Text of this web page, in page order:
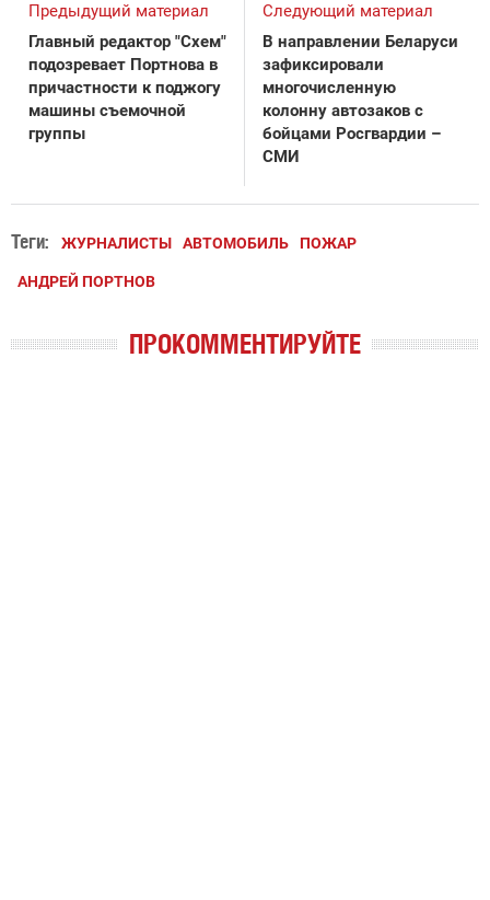
Предыдущий материал
Главный редактор "Схем"
подозревает Портнова в
причастности к поджогу
машины съемочной
группы
Следующий материал
В направлении Беларуси
зафиксировали
многочисленную
колонну автозаков с
бойцами Росгвардии –
СМИ
Теги: ЖУРНАЛИСТЫ АВТОМОБИЛЬ ПОЖАР
АНДРЕЙ ПОРТНОВ
ПРОКОММЕНТИРУЙТЕ